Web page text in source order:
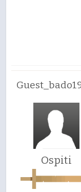
Ospiti